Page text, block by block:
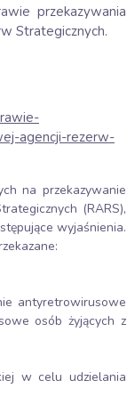
przekazywania
Strategicznych.
agencji-rezerw-
na przekazywanie
(RARS),
wyjaśnienia.
antyretrowirusowe
osób żyjących z
w celu udzielania